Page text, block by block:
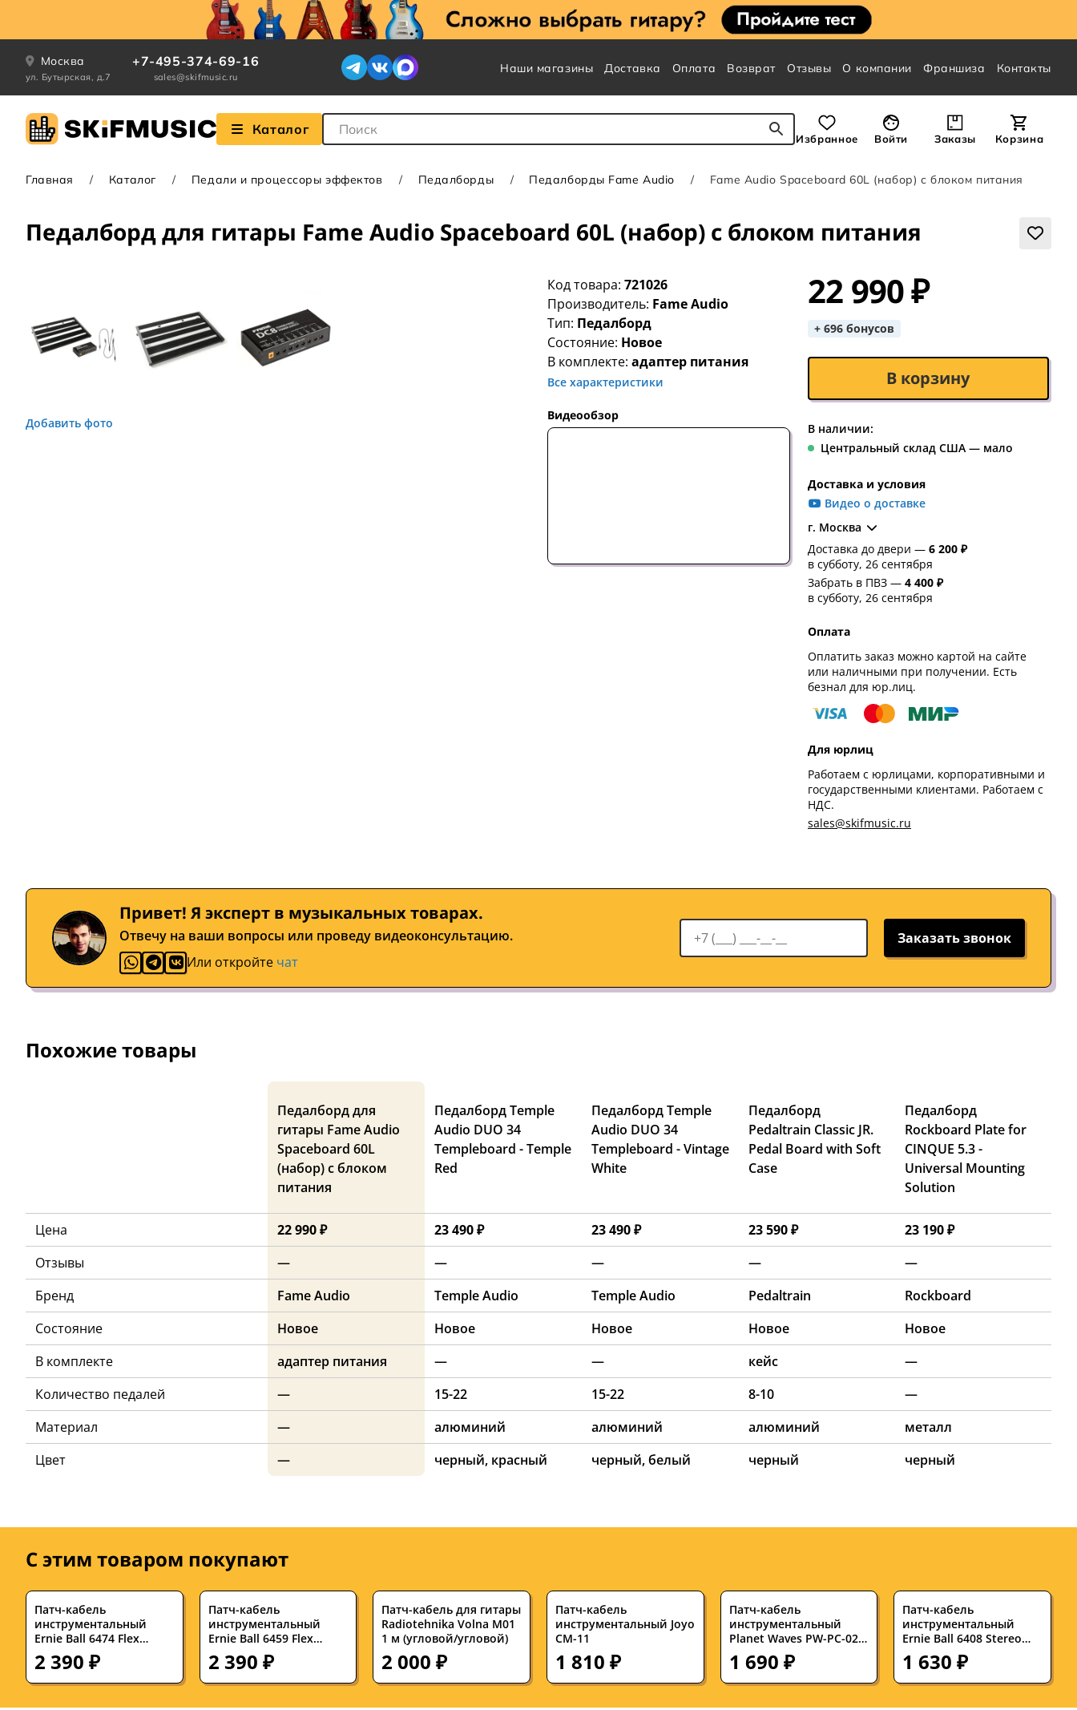
Москва
ул. Бутырская, д.7
+7-495-374-69-16
sales@skifmusic.ru
Наши магазины Доставка Оплата Возврат Отзывы О компании Франшиза Контакты
Каталог Поле для Поиска
Избранное Войти Заказы Корзина
Главная Каталог Педали и процессоры эффектов Педалборды Педалборды Fame Audio Fame Audio Spaceboard 60L (набор) с блоком питания
Педалборд для гитары Fame Audio Spaceboard 60L (набор) с блоком питания
Добавить фото
Код товара:721026
Производитель: Fame Audio
Тип: Педалборд
Состояние: Новое
В комплекте:адаптер питания
Все характеристики
Видеообзор
22 990 ₽
+ 696 бонусов
В корзину
В наличии:
Центральный склад США — мало
Доставка и условия
Видео о доставке
г. Москва
Доставка до двери — 6 200 ₽
в субботу, 26 сентября
Забрать в ПВЗ — 4 400 ₽
в субботу, 26 сентября
Оплата
Оплатить заказ можно картой на сайте
или наличными при получении. Есть
безнал для юр.лиц.
Для юрлиц
Работаем с юрлицами, корпоративными и
государственными клиентами. Работаем с
НДС.
sales@skifmusic.ru
Привет! Я эксперт в музыкальных товарах.
Отвечу на ваши вопросы или проведу видеоконсультацию.
Или откройте чат
Заказать звонок
Похожие товары
Педалборд для
гитары Fame Audio
Spaceboard 60L
(набор) с блоком
питания
Педалборд Temple
Audio DUO 34
Templeboard - Temple
Red
Педалборд Temple
Audio DUO 34
Templeboard - Vintage
White
Педалборд
Pedaltrain Classic JR.
Pedal Board with Soft
Case
Педалборд
Rockboard Plate for
CINQUE 5.3 -
Universal Mounting
Solution
Цена 22 990 ₽ 23 490 ₽ 23 490 ₽ 23 590 ₽
23 190 ₽
Отзывы
— — — —
—
Бренд
Fame Audio Temple Audio Temple Audio Pedaltrain
Rockboard
Состояние
Новое Новое Новое Новое
Новое
В комплекте
адаптер питания — — кейс
—
Количество педалей
— 15-22 15-22 8-10
—
Материал
— алюминий алюминий алюминий
металл
Цвет
— черный, красный черный, белый черный черный
С этим товаром покупают
Патч-кабель
инструментальный
Ernie Ball 6474 Flex
Cables Neon Green 0.076
м (3 штуки)
2 390 ₽
Патч-кабель
инструментальный
Ernie Ball 6459 Flex
Cables 7.62 см (3 штуки)
2 390 ₽
Патч-кабель для гитары
Radiotehnika Volna M01
1 м (угловой/угловой)
2 000 ₽
Патч-кабель
инструментальный Joyo
CM-11
1 810 ₽
Патч-кабель
инструментальный
Planet Waves PW-PC-02
Custom 60 см
1 690 ₽
Патч-кабель
инструментальный
Ernie Ball 6408 Stereo
0.15 м
1 630 ₽